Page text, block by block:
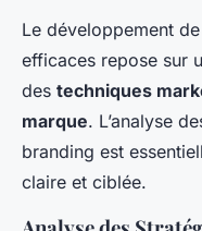
Le développement de
efficaces repose sur
des techniques
marque. L’analyse
branding est
claire et ciblée.